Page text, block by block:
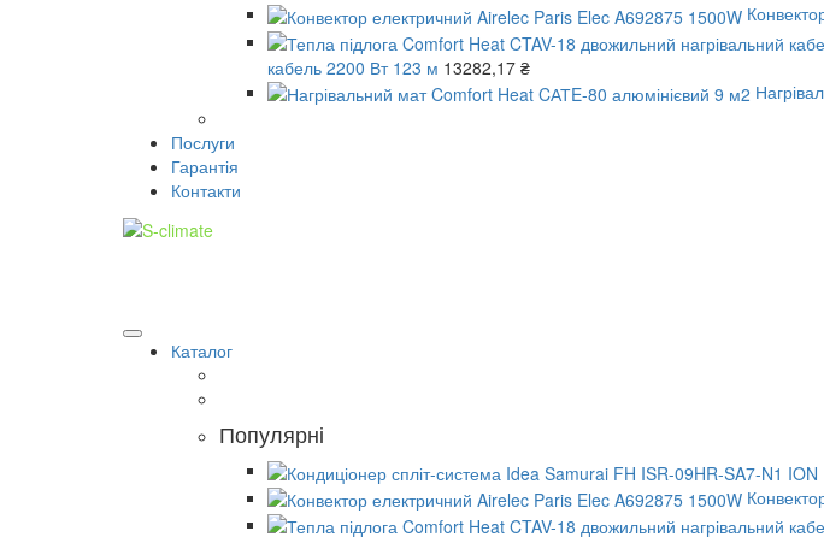
кабель 2200 Вт 123 м 13282,17 ₴
Послуги
Гарантія
Контакти
Каталог
Популярні